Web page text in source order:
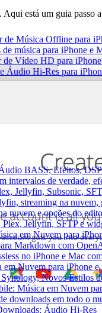
de Música Offline para
música para iPhone e
Vídeo HD para
Áudio Hi-Res para
BASS, Efeitos,
intervalos de verdade,
Jellyfin, Subsonic,
streaming na nuvem,
nuvem e opções do
Jellyfin, SFTP e
em Nuvem para
Markdown com
no iPhone e Mac
Nuvem para iPhone e
Novos Estilos
Música em Nuvem
downloads em todo o
Áudio Hi-Res
está um guia passo a